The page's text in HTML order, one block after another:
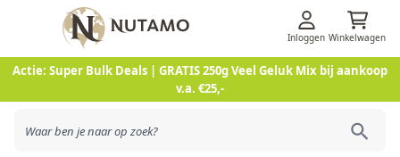
Actie: Super Bulk Deals | GRATIS 250g Veel Geluk Mix bij aankoop
v.a. €25,-
Ga naar de inhoud
Inloggen Winkelwagen